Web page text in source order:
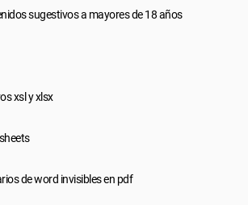
sugestivos a mayores de 18 años
xsl y xlsx
de word invisibles en pdf